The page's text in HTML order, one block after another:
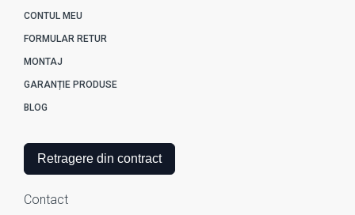
CONTUL MEU
FORMULAR RETUR
MONTAJ
GARANȚIE PRODUSE
BLOG
Retragere din contract
Contact